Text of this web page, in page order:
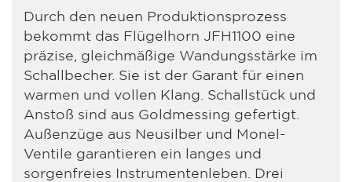
Durch den neuen Produktionsprozess
bekommt das Flügelhorn JFH1100 eine
präzise, gleichmäßige Wandungsstärke im
Schallbecher. Sie ist der Garant für einen
warmen und vollen Klang. Schallstück und
Anstoß sind aus Goldmessing gefertigt.
Außenzüge aus Neusilber und Monel-
Ventile garantieren ein langes und
sorgenfreies Instrumentenleben. Drei